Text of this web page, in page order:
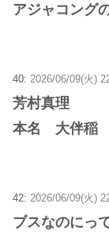
アジャコング
40: 2026/06/09(火)
芳村真理
本名 大伴稲
42: 2026/06/09(火)
ブスなのにっ